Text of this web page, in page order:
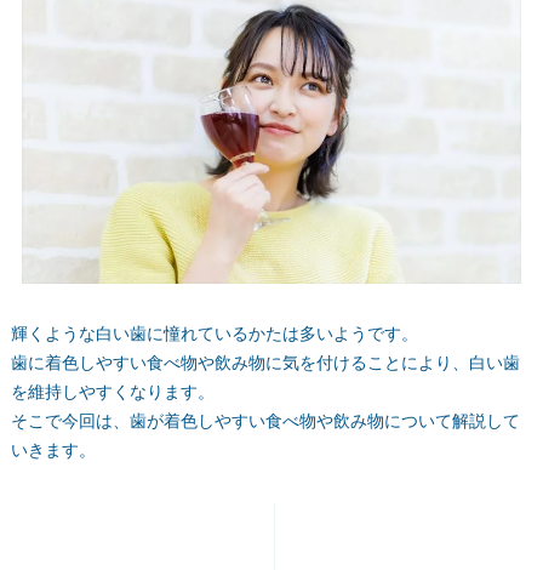
輝くような白い歯に憧れているかたは多いようです。
歯に着色しやすい食べ物や飲み物に気を付けることにより、白い歯
を維持しやすくなります。
そこで今回は、歯が着色しやすい食べ物や飲み物について解説して
いきます。